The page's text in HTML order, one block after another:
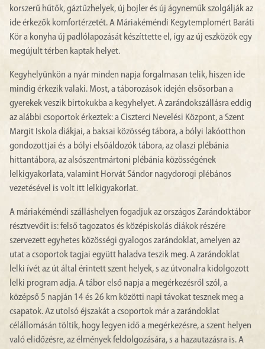
korszerű hűtők, gáztűzhelyek, új bojler és új ágyneműk szolgálják az
ide érkezők komfortérzetét. A Máriakéméndi Kegytemplomért Baráti
Kör a konyha új padlólapozását készíttette el, így az új eszközök egy
megújult térben kaptak helyet.
Kegyhelyünkön a nyár minden napja forgalmasan telik, hiszen ide
mindig érkezik valaki. Most, a táborozások idején elsősorban a
gyerekek veszik birtokukba a kegyhelyet. A zarándokszállásra eddig
az alábbi csoportok érkeztek: a Ciszterci Nevelési Központ, a Szent
Margit Iskola diákjai, a baksai közösség tábora, a bólyi lakóotthon
gondozottjai és a bólyi elsőáldozók tábora, az olaszi plébánia
hittantábora, az alsószentmártoni plébánia közösségének
lelkigyakorlata, valamint Horvát Sándor nagydorogi plébános
vezetésével is volt itt lelkigyakorlat.
A máriakéméndi szálláshelyen fogadjuk az országos Zarándoktábor
résztvevőit is: felső tagozatos és középiskolás diákok részére
szervezett egyhetes közösségi gyalogos zarándoklat, amelyen az
utat a csoportok tagjai együtt haladva teszik meg. A zarándoklat
lelki ívét az út által érintett szent helyek, s az útvonalra kidolgozott
lelki program adja. A tábor első napja a megérkezésről szól, a
középső 5 napján 14 és 26 km közötti napi távokat tesznek meg a
csapatok. Az utolsó éjszakát a csoportok már a zarándoklat
célállomásán töltik, hogy legyen idő a megérkezésre, a szent helyen
való elidőzésre, az élmények feldolgozására, s a hazautazásra is. A